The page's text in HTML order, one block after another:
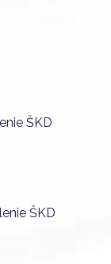
ŠKD
ŠKD